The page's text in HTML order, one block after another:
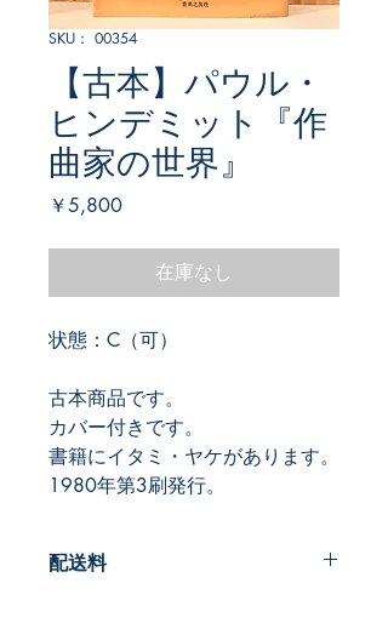
SKU： 00354
【古本】パウル・
ヒンデミット『作
曲家の世界』
￥5,800価
在庫なし
状態：C（可）
古本商品です。
カバー付きです。
書籍にイタミ・ヤケがあります。
1980年第3刷発行。
配送料